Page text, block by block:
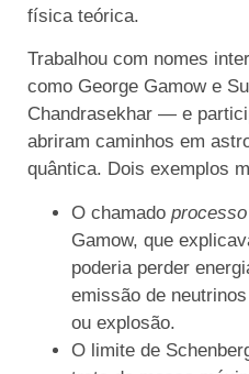
física teórica.
Trabalhou com nomes
como George Gamow e
Chandrasekhar — e
abriram caminhos em
quântica. Dois exemplos
O chamado
Gamow, que
poderia perder
emissão de
ou explosão.
O limite de